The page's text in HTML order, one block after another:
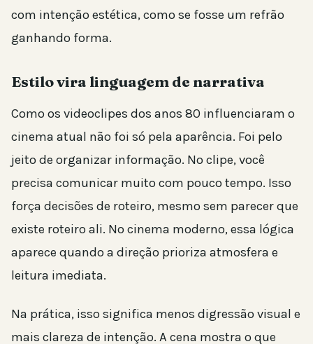
com intenção estética, como se fosse um refrão
ganhando forma.
Estilo vira linguagem de narrativa
Como os videoclipes dos anos 80 influenciaram o
cinema atual não foi só pela aparência. Foi pelo
jeito de organizar informação. No clipe, você
precisa comunicar muito com pouco tempo. Isso
força decisões de roteiro, mesmo sem parecer que
existe roteiro ali. No cinema moderno, essa lógica
aparece quando a direção prioriza atmosfera e
leitura imediata.
Na prática, isso significa menos digressão visual e
mais clareza de intenção. A cena mostra o que